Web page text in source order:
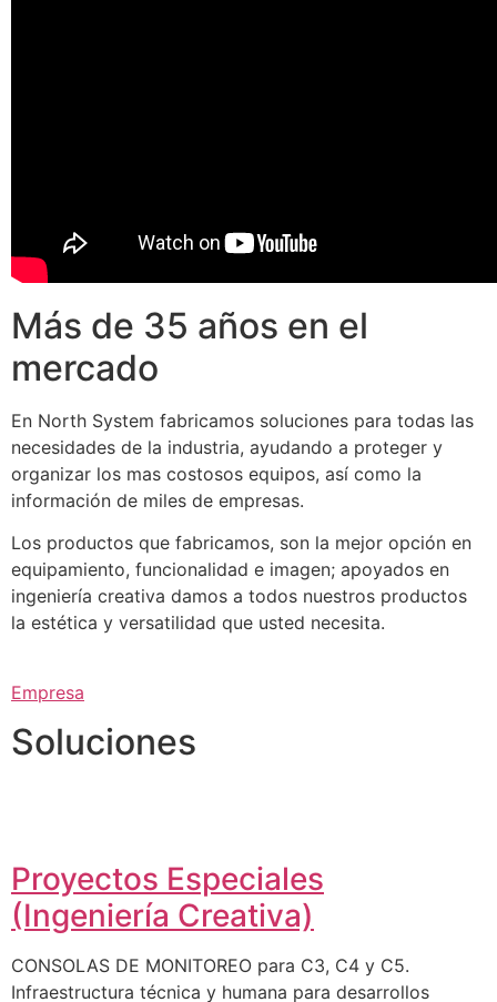
Más de 35 años en el
mercado
En North System fabricamos soluciones para todas las
necesidades de la industria, ayudando a proteger y
organizar los mas costosos equipos, así como la
información de miles de empresas.
Los productos que fabricamos, son la mejor opción en
equipamiento, funcionalidad e imagen; apoyados en
ingeniería creativa damos a todos nuestros productos
la estética y versatilidad que usted necesita.
Empresa
Soluciones
Proyectos Especiales
(Ingeniería Creativa)
CONSOLAS DE MONITOREO para C3, C4 y C5.
Infraestructura técnica y humana para desarrollos